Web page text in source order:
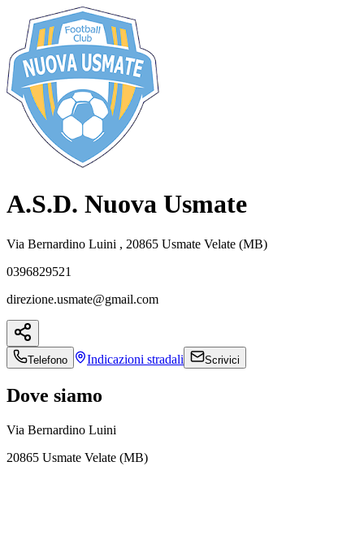
A.S.D. Nuova Usmate
Via Bernardino Luini , 20865 Usmate Velate (MB)
0396829521
direzione.usmate@gmail.com
Telefono Indicazioni stradali Scrivici
Dove siamo
Via Bernardino Luini
20865 Usmate Velate (MB)